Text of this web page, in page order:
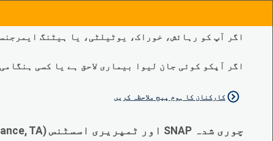
اگر آپ کو رہائش، خوراک، یوٹیلٹی، یا ہیٹنگ
اگر آپکو کوئی جان لیوا بیماری لاحق ہے یا کسی ہنگامی طبی
کارکنان کا ہوم پیج ملاحظہ کریں
چوری شدہ SNAP اور ٹمپریری اسسٹنس (Temporary Assistance, TA) کی مراعات کے متبادل کے متعلق اہم تبدیلیاں: